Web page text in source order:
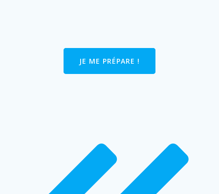
JE ME PRÉPARE !